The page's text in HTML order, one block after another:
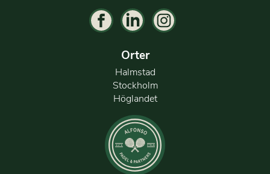
Orter
Halmstad
Stockholm
Höglandet